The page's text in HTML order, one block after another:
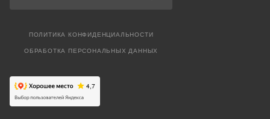
ПОЛИТИКА КОНФИДЕНЦИАЛЬНОСТИ
ОБРАБОТКА ПЕРСОНАЛЬНЫХ ДАННЫХ